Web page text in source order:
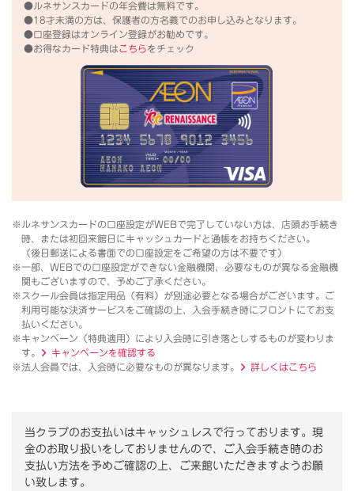
●ルネサンスカードの年会費は無料です。
●18才未満の方は、保護者の方名義でのお申し込みとなります。
●口座登録はオンライン登録がお勧めです。
●お得なカード特典はこちらをチェック
※ルネサンスカードの口座設定がWEBで完了していない方は、店頭お手続き
時、または初回来館日にキャッシュカードと通帳をお持ちください。
（後日郵送による書面での口座設定をご希望の方は不要です）
※一部、WEBでの口座設定ができない金融機関、必要なものが異なる金融機
関もございますので、予めご了承ください。
※スクール会員は指定用品（有料）が別途必要となる場合がございます。ご
利用可能な決済サービスをご確認の上、入会手続き時にフロントにてお支
払いください。
※キャンペーン（特典適用）により入会時に引き落としするものが変わりま
す。
キャンペーンを確認する
※法人会員では、入会時に必要なものが異なります。
詳しくはこちら
当クラブのお支払いはキャッシュレスで行っております。 現
金のお取り扱いをしておりませんので、ご入会手続き時のお
支払い方法を予めご確認の上、ご来館いただきますようお願
い致します。